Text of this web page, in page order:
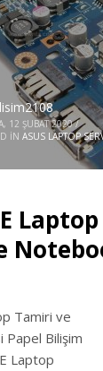
12 ŞUBAT 2020 /
IN ASUS LAPTOP
Laptop
Tamiri ve
Papel Bilişim
Laptop